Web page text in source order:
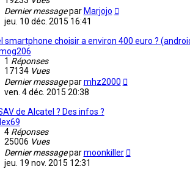
Dernier messagepar Marjojo
jeu. 10 déc. 2015 16:41
smartphone choisir a environ 400 euro ?
1 Réponses
17134 Vues
Dernier messageparmhz2000
ven. 4 déc. 2015 20:38
de Alcatel ? Des infos ?
4 Réponses
25006 Vues
Dernier messageparmoonkiller
jeu. 19 nov. 2015 12:31